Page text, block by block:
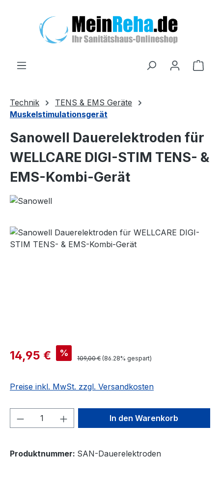
Technik
TENS & EMS Geräte
Muskelstimulationsgerät
Sanowell Dauerelektroden für
WELLCARE DIGI-STIM TENS- &
EMS-Kombi-Gerät
Bildergalerie überspringen
14,95 € %
109,00 € (86.28% gespart)
Preise inkl. MwSt. zzgl. Versandkosten
Produkt Anzahl: Gib denIn den Warenkorb
Produktnummer: SAN-Dauerelektroden